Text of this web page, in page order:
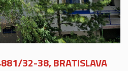
32-38, BRATISLAVA